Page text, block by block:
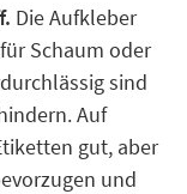
Die Aufkleber
Schaum oder
sind
Auf
gut, aber
und